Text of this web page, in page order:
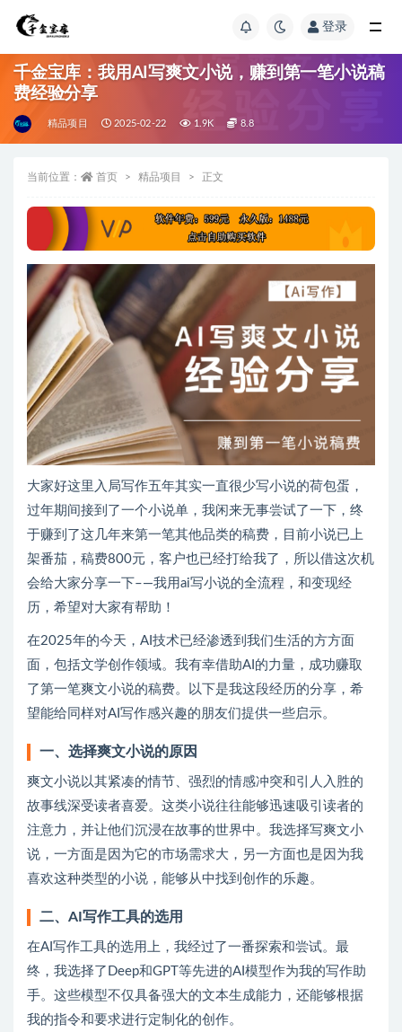
登录
千金宝库：我用AI写爽文小说，赚到第一笔小说稿
费经验分享
精品项目 2025-02-22 1.9K 8.8
当前位置： 首页 精品项目 正文
大家好这里入局写作五年其实一直很少写小说的荷包蛋，
过年期间接到了一个小说单，我闲来无事尝试了一下，终
于赚到了这几年来第一笔其他品类的稿费，目前小说已上
架番茄，稿费800元，客户也已经打给我了，所以借这次机
会给大家分享一下–—我用ai写小说的全流程，和变现经
历，希望对大家有帮助！
在2025年的今天，AI技术已经渗透到我们生活的方方面
面，包括文学创作领域。我有幸借助AI的力量，成功赚取
了第一笔爽文小说的稿费。以下是我这段经历的分享，希
望能给同样对AI写作感兴趣的朋友们提供一些启示。
一、选择爽文小说的原因
爽文小说以其紧凑的情节、强烈的情感冲突和引人入胜的
故事线深受读者喜爱。这类小说往往能够迅速吸引读者的
注意力，并让他们沉浸在故事的世界中。我选择写爽文小
说，一方面是因为它的市场需求大，另一方面也是因为我
喜欢这种类型的小说，能够从中找到创作的乐趣。
二、AI写作工具的选用
在AI写作工具的选用上，我经过了一番探索和尝试。最
终，我选择了Deep和GPT等先进的AI模型作为我的写作助
手。这些模型不仅具备强大的文本生成能力，还能够根据
我的指令和要求进行定制化的创作。